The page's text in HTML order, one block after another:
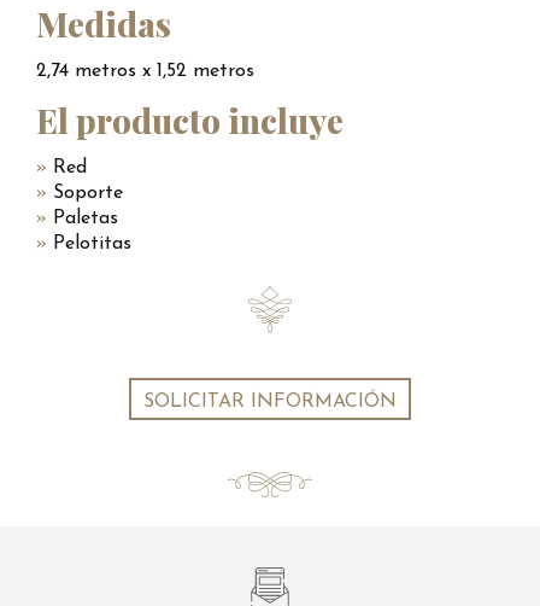
Medidas
2,74 metros x 1,52 metros
El producto incluye
Red
Soporte
Paletas
Pelotitas
SOLICITAR INFORMACIÓN